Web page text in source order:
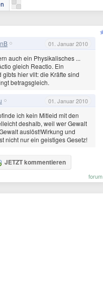
01. Januar 2010
auch ein Physikalisches ...
gleich Reactio. Ein
gibts hier vllt: die Kräfte sind
betragsgleich.
01. Januar 2010
ich kein Mitleid mit den
deshalb, weil wer Gewalt
auslöst!Wirkung und
nicht nur ein geistiges Gesetz!
JETZT kommentieren
forum